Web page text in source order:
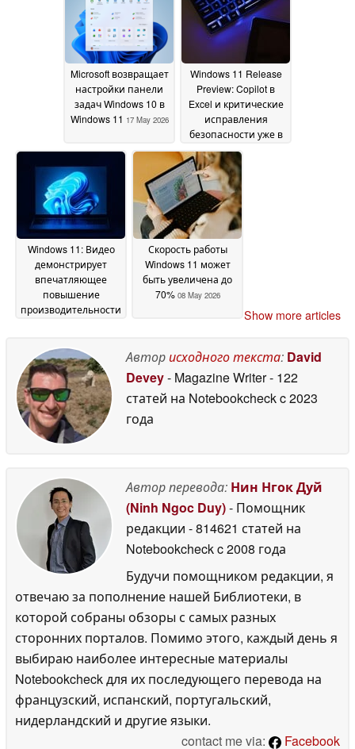
2026
Microsoft возвращает
настройки панели
задач Windows 10 в
Windows 11 17 May 2026
Windows 11 Release
Preview: Copilot в
Excel и критические
исправления
безопасности уже в
продаже15 May 2026
Windows 11: Видео
демонстрирует
впечатляющее
повышение
производительности
Скорость работы
Windows 11 может
быть увеличена до
70% 08 May 2026
Show more articles
Авторисходного текста: David
Devey- Magazine Writer- 122
статей на Notebookcheckc 2023
года
Автор перевода: Нин Нгок Дуй
(Ninh Ngoc Duy)- Помощник
редакции - 814621 статей на
Notebookcheckc 2008 года
Будучи помощником редакции, я
отвечаю за пополнение нашей Библиотеки, в
которой собраны обзоры с самых разных
сторонних порталов. Помимо этого, каждый день я
выбираю наиболее интересные материалы
Notebookcheck для их последующего перевода на
французский, испанский, португальский,
нидерландский и другие языки.
contact me via:
Facebook